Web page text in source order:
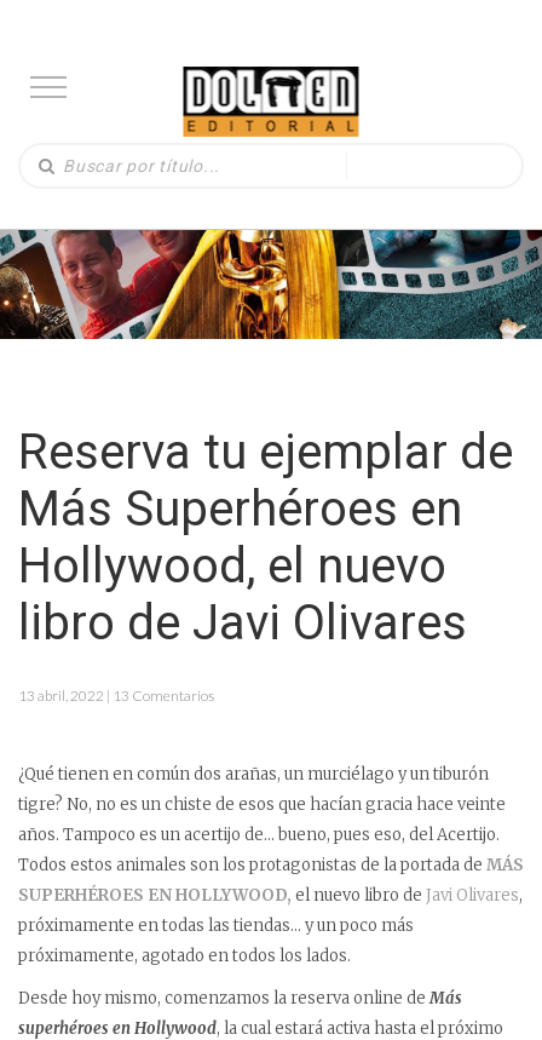
Reserva tu ejemplar de
Más Superhéroes en
Hollywood, el nuevo
libro de Javi Olivares
13 abril, 2022 | 13 Comentarios
¿Qué tienen en común dos arañas, un murciélago y un tiburón
tigre? No, no es un chiste de esos que hacían gracia hace veinte
años. Tampoco es un acertijo de… bueno, pues eso, del Acertijo.
Todos estos animales son los protagonistas de la portada de MÁS
SUPERHÉROES EN HOLLYWOOD, el nuevo libro de Javi Olivares,
próximamente en todas las tiendas… y un poco más
próximamente, agotado en todos los lados.
Desde hoy mismo, comenzamos la reserva online deMás
superhéroes en Hollywood, la cual estará activa hasta el próximo